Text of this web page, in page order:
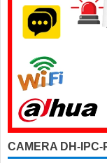
CAMERA DH-IPC-